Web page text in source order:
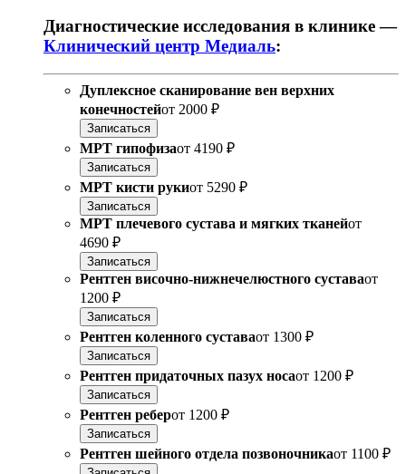
Диагностические исследования в клинике —
Клинический центр Медиаль:
Дуплексное сканирование вен верхних
конечностейот 2000 ₽
Записаться
МРТ гипофизаот 4190 ₽
Записаться
МРТ кисти рукиот 5290 ₽
Записаться
МРТ плечевого сустава и мягких тканейот
4690 ₽
Записаться
Рентген височно-нижнечелюстного суставаот
1200 ₽
Записаться
Рентген коленного суставаот 1300 ₽
Записаться
Рентген придаточных пазух носаот 1200 ₽
Записаться
Рентген реберот 1200 ₽
Записаться
Рентген шейного отдела позвоночникаот 1100 ₽